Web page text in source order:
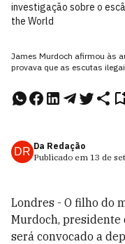
investigação sobre o
the World
James Murdoch afirmou às
provava que as escutas
DR Da Redação
Publicado em 13 de
Londres - O filho do
Murdoch, presidente
será convocado a